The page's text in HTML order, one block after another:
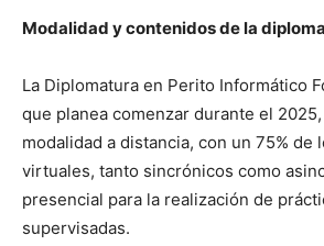
Modalidad y contenidos de la
La Diplomatura en Perito Informático
que planea comenzar durante el
modalidad a distancia, con un 75% de
virtuales, tanto sincrónicos como
presencial para la realización de
supervisadas.